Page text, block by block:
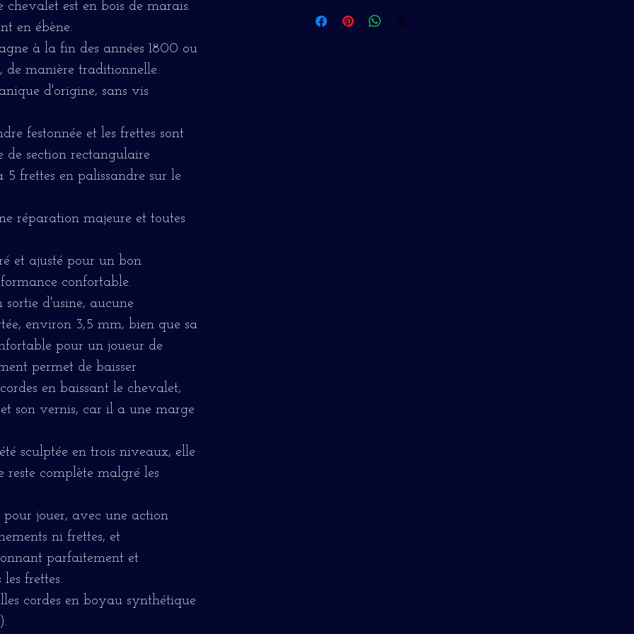
chevalet est en bois de marais.
en ébène.
à la fin des années 1800 ou
de manière traditionnelle.
d'origine, sans vis
festonnée et les frettes sont
de section rectangulaire
5 frettes en palissandre sur le
réparation majeure et toutes
et ajusté pour un bon
confortable.
d'usine, aucune
environ 3,5 mm, bien que sa
pour un joueur de
permet de baisser
en baissant le chevalet,
son vernis, car il a une marge
sculptée en trois niveaux, elle
reste complète malgré les
jouer, avec une action
ni frettes, et
parfaitement et
frettes.
cordes en boyau synthétique